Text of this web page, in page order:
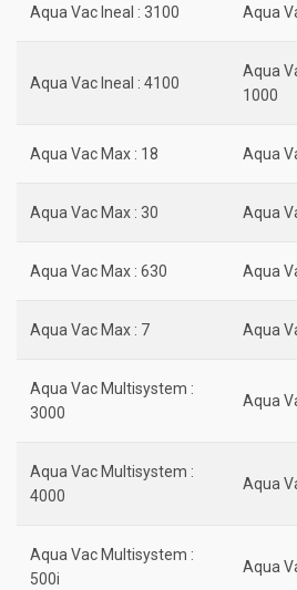
Aqua Vac Ineal : 3100 Aqua
Aqua Vac Ineal : 4100
Aqua
1000
Aqua Vac Max : 18 Aqua
Aqua Vac Max : 30 Aqua
Aqua Vac Max : 630 Aqua
Aqua Vac Max : 7 Aqua
Aqua Vac Multisystem :
3000
Aqua
Aqua Vac Multisystem :
4000
Aqua
Aqua Vac Multisystem :
500i
Aqua